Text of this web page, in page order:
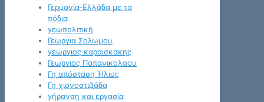
Γερμανία-Ελλάδα με τα
πόδια
γεωπολιτική
Γεωργια Σολωμου
γεωργιος καραισκακης
Γεωργιος Παπανικολαου
Γη απόσταση Ήλιος
Γη χιονοστιβάδα
γήρανση και εργασία